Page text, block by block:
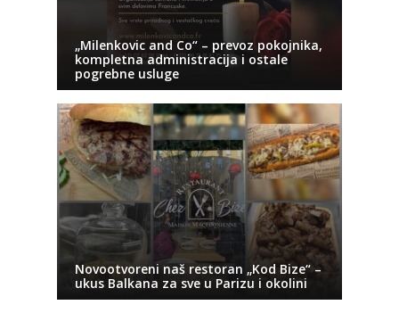
„Milenkovic and Co“ – prevoz pokojnika,
kompletna administracija i ostale
pogrebne usluge
Novootvoreni naš restoran „Kod Bize“ –
ukus Balkana za sve u Parizu i okolini